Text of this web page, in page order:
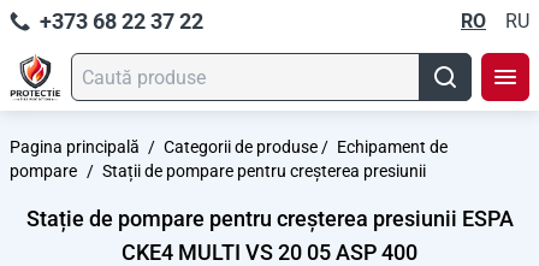
+373 68 22 37 22 RO RU
Pagina principală / Categorii de produse / Echipament de
pompare / Stații de pompare pentru creșterea presiunii
Stație de pompare pentru creșterea presiunii ESPA
CKE4 MULTI VS 20 05 ASP 400